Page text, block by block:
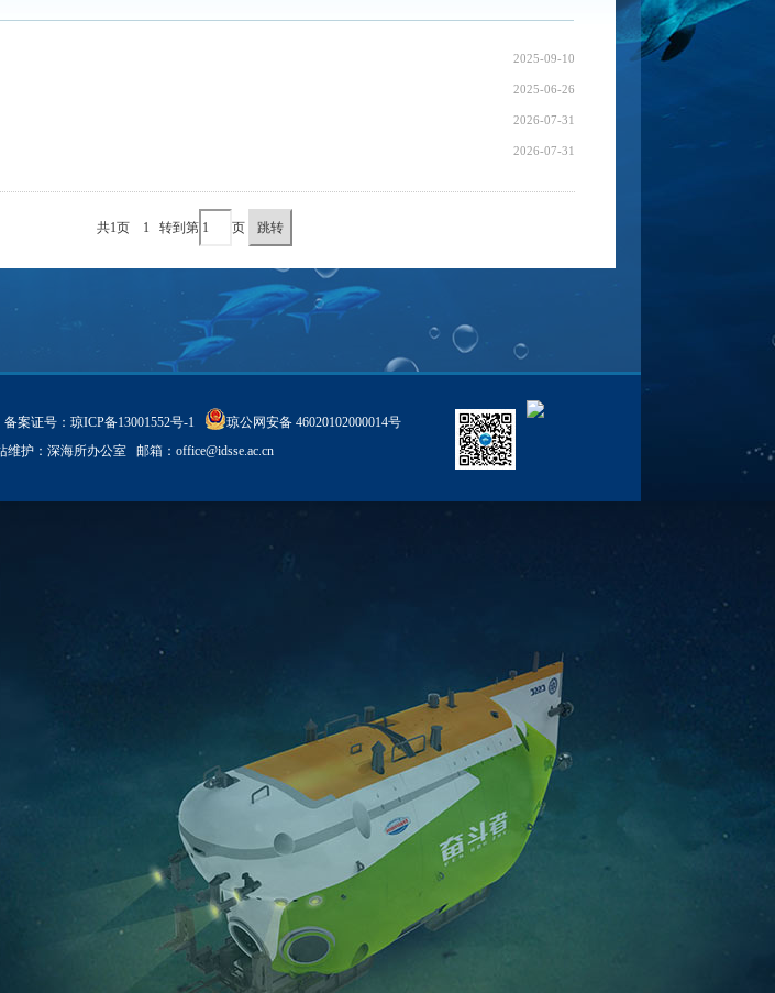
2025-09-10
2025-06-26
2026-07-31
2026-07-31
共1页 1 转到第 页
案证号： 琼ICP备13001552号-1
琼公网安备 46020102000014号
护：深海所办公室 邮箱： office@idsse.ac.cn